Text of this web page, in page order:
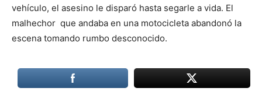
vehículo, el asesino le disparó hasta segarle a vida. El
malhechor que andaba en una motocicleta abandonó la
escena tomando rumbo desconocido.